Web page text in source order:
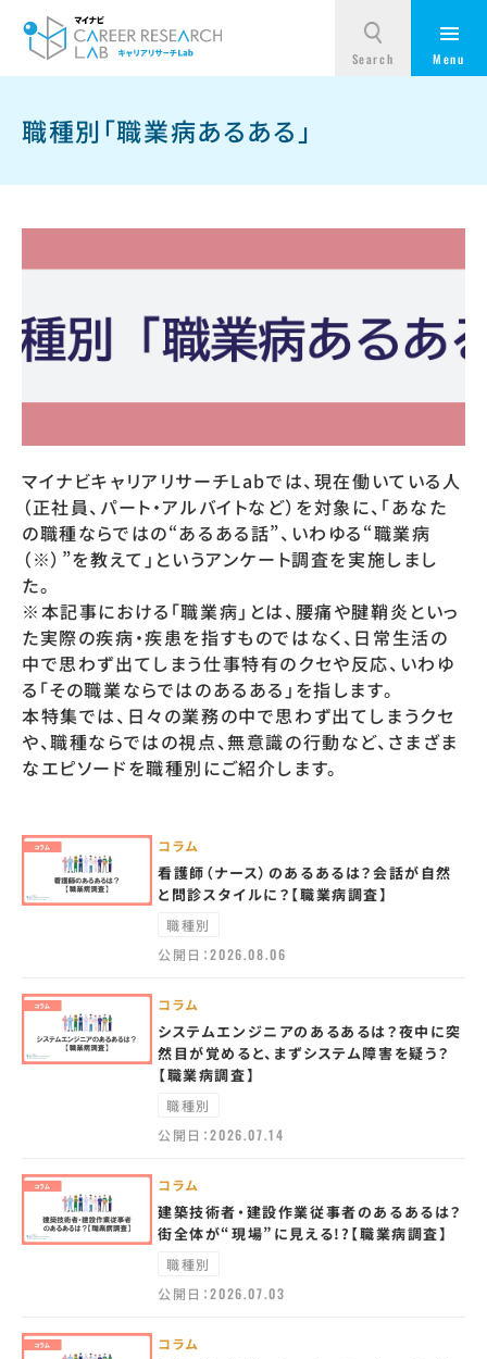
職種別「職業病あるある」
マイナビキャリアリサーチLabでは、現在働いている人
（正社員、パート・アルバイトなど）を対象に、「あなた
の職種ならではの“あるある話”、いわゆる“職業病
（※）”を教えて」というアンケート調査を実施しまし
た。
※本記事における「職業病」とは、腰痛や腱鞘炎といっ
た実際の疾病・疾患を指すものではなく、日常生活の
中で思わず出てしまう仕事特有のクセや反応、いわゆ
る「その職業ならではのあるある」を指します。
本特集では、日々の業務の中で思わず出てしまうクセ
や、職種ならではの視点、無意識の行動など、さまざま
なエピソードを職種別にご紹介します。
コラム
看護師（ナース）のあるあるは？会話が自然
と問診スタイルに？【職業病調査】
職種別
公開日：2026.08.06
コラム
システムエンジニアのあるあるは？夜中に突
然目が覚めると、まずシステム障害を疑う？
【職業病調査】
職種別
公開日：2026.07.14
コラム
建築技術者・建設作業従事者のあるあるは？
街全体が“現場”に見える!?【職業病調査】
職種別
公開日：2026.07.03
コラム